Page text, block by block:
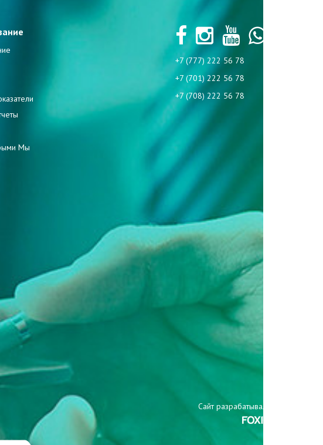
Мы
+7 (777) 222 56 78
+7 (701) 222 56 78
+7 (708) 222 56 78
Сайт разрабатывали: